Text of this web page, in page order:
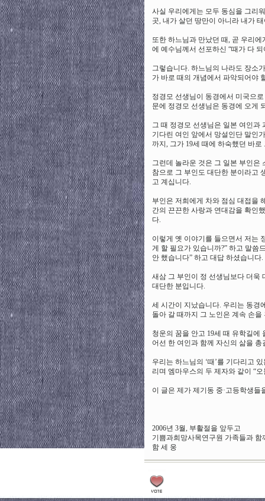
사실 우리에게는 모두 동심을 그리
곳, 내가 살던 땅만이 아니라 내가
또한 하느님과 만났던 때, 곧 우리
에 예수님께서 선포하신 “때가 다
그렇습니다. 하느님의 나라도 장소
가 바로 때의 개념에서 파악되어야
정경모 선생님이 동경에서 미국으
문에 정경모 선생님은 동경에 오게
그 때 정경모 선생님은 일본 여인과
기다린 여인 앞에서 망설인단 말인
까지, 그가 19세 때에 하숙했던 바
그런데 놀라운 것은 그 일본 부인은
참으로 그 부인도 대단한 분이라고
고 계십니다.
부인은 저희에게 차와 점심 대접을
간의 끈끈한 사랑과 연대감을 확인
다.
이렇게 옛 이야기를 들으면서 저는
게 할 필요가 있습니까?” 하고 말씀
안 했습니다” 하고 대답 하셨습니다.
새삼 그 부인이 정 선생님보다 더욱
대단한 분입니다.
세 시간이 지났습니다. 우리는 동경
돌아 갈 때까지 그 노인은 계속 손
청운의 꿈을 안고 19세 때 유학길에
어선 한 여인과 함께 자신의 삶을
우리는 하느님의 ‘때’를 기다리고
리며 엠마우스의 두 제자와 같이 “
이 글은 제가 제기동 중·고등학생
2006년 3월, 부활절을 앞두고
기쁨과희망사목연구원 가족들과 함
함 세 웅